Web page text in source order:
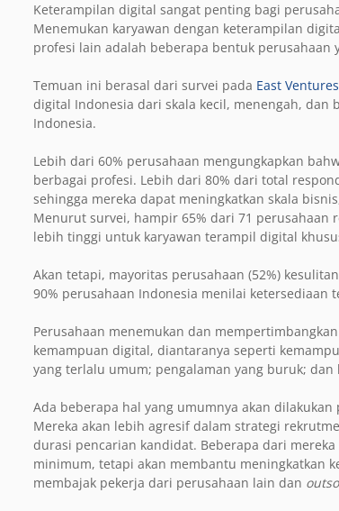
Keterampilan digital sangat penting bagi
Menemukan karyawan dengan keterampilan
profesi lain adalah beberapa bentuk perusahaan
Temuan ini berasal dari survei pada East
digital Indonesia dari skala kecil, menengah,
Indonesia.
Lebih dari 60% perusahaan mengungkapkan
berbagai profesi. Lebih dari 80% dari total
sehingga mereka dapat meningkatkan skala
Menurut survei, hampir 65% dari 71 perusahaan
lebih tinggi untuk karyawan terampil digital
Akan tetapi, mayoritas perusahaan (52%)
90% perusahaan Indonesia menilai
Perusahaan menemukan dan
kemampuan digital, diantaranya seperti
yang terlalu umum; pengalaman yang buruk; dan
Ada beberapa hal yang umumnya akan
Mereka akan lebih agresif dalam strategi
durasi pencarian kandidat. Beberapa dari
minimum, tetapi akan membantu meningkatkan
membajak pekerja dari perusahaan lain dan